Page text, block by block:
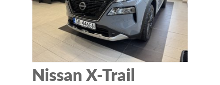
Nissan X-Trail